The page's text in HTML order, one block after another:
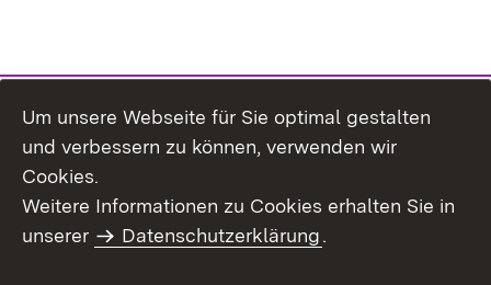
Um unsere Webseite für Sie optimal gestalten
und verbessern zu können, verwenden wir
Cookies.
Weitere Informationen zu Cookies erhalten Sie in
unserer
Datenschutzerklärung.